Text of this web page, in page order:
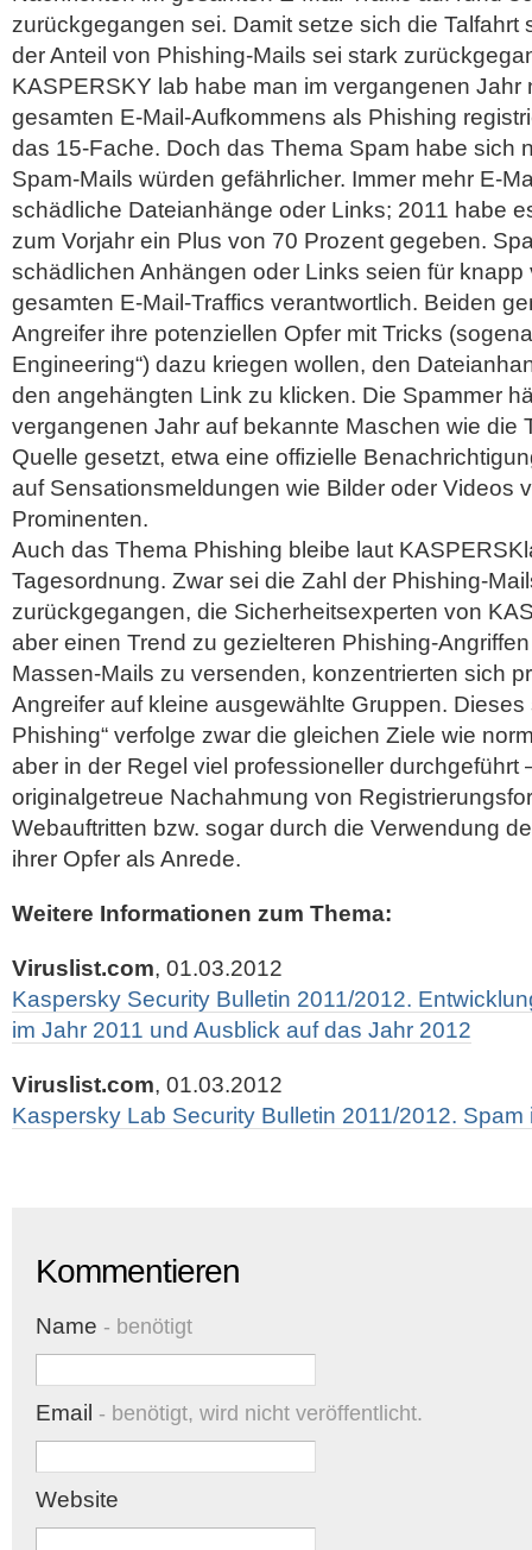
zurückgegangen sei. Damit setze sich die Talfahrt
der Anteil von Phishing-Mails sei stark
KASPERSKY lab habe man im vergangenen Jahr
gesamten E-Mail-Aufkommens als Phishing
das 15-Fache. Doch das Thema Spam habe sich
Spam-Mails würden gefährlicher. Immer mehr E-
schädliche Dateianhänge oder Links; 2011 habe
zum Vorjahr ein Plus von 70 Prozent gegeben.
schädlichen Anhängen oder Links seien für knapp
gesamten E-Mail-Traffics verantwortlich. Beiden
Angreifer ihre potenziellen Opfer mit Tricks
Engineering“) dazu kriegen wollen, den
den angehängten Link zu klicken. Die Spammer
vergangenen Jahr auf bekannte Maschen wie die
Quelle gesetzt, etwa eine offizielle
auf Sensationsmeldungen wie Bilder oder Videos
Prominenten.
Auch das Thema Phishing bleibe laut
Tagesordnung. Zwar sei die Zahl der Phishing-
zurückgegangen, die Sicherheitsexperten von
aber einen Trend zu gezielteren Phishing-
Massen-Mails zu versenden, konzentrierten sich
Angreifer auf kleine ausgewählte Gruppen. Dieses
Phishing“ verfolge zwar die gleichen Ziele wie
aber in der Regel viel professioneller durchgeführt
originalgetreue Nachahmung von
Webauftritten bzw. sogar durch die Verwendung
ihrer Opfer als Anrede.
Weitere Informationen zum Thema:
Viruslist.com, 01.03.2012
Kaspersky Security Bulletin 2011/2012.
im Jahr 2011 und Ausblick auf das Jahr 2012
Viruslist.com, 01.03.2012
Kaspersky Lab Security Bulletin 2011/2012. Spam
Kommentieren
Name - benötigt
Email - benötigt, wird nicht veröffentlicht.
Website